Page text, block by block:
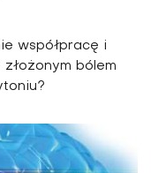
współpracę i
bólem